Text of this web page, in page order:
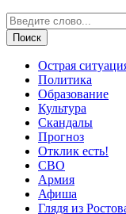
Острая
Политика
Образование
Культура
Скандалы
Прогноз
Отклик есть!
СВО
Армия
Афиша
Глядя из